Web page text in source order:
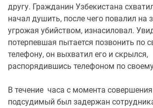
другу. Гражданин Узбекистана
начал душить, после чего повалил на
угрожая убийством, изнасиловал.
потерпевшая пытается позвонить по
телефону, он выхватил его и скрылся,
распорядившись телефоном по
В течение часа с момента
подсудимый был задержан